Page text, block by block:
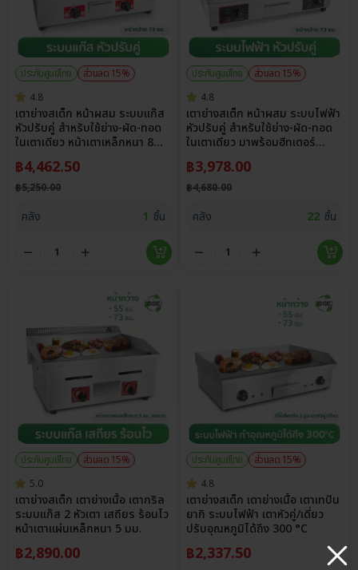
ประกันศูนย์ไทย
ส่วนลด 15%
4.8
เตาย่างสเต็ก หน้าผสม ระบบแก๊ส
หัวปรับคู่ สำหรับใช้ย่าง-ผัด-ทอด
ในเตาเดียว หน้าเตาเหล็กหนา 8
฿4,462.50
฿5,250.00
คลัง 1 ชิ้น
ประกันศูนย์ไทย
ส่วนลด 15%
4.8
เตาย่างสเต็ก หน้าผสม ระบบไฟฟ้า
หัวปรับคู่ สำหรับใช้ย่าง-ผัด-ทอด
ในเตาเดียว มาพร้อมฮีทเตอร์
฿3,978.00
฿4,680.00
คลัง 22 ชิ้น
ประกันศูนย์ไทย
ส่วนลด 15%
5.0
เตาย่างสเต็ก เตาย่างเนื้อ เตากริล
ระบบแก๊ส 2 หัวเตา เสถียร ร้อนไว
หน้าเตาแผ่นเหล็กหนา 5 มม.
฿2,890.00
ประกันศูนย์ไทย
ส่วนลด 15%
4.8
เตาย่างสเต็ก เตาย่างเนื้อ เตาเทปัน
ยากิ ระบบไฟฟ้า เตาหัวคู่/เดี่ยว
ปรับอุณหภูมิได้ถึง 300 °C
฿2,337.50